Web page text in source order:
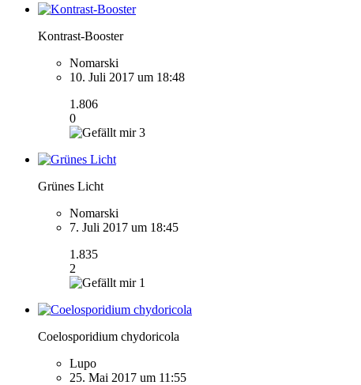
Kontrast-Booster
Nomarski
10. Juli 2017 um 18:48
1.806
0
3
Grünes Licht
Nomarski
7. Juli 2017 um 18:45
1.835
2
1
Coelosporidium chydoricola
Lupo
25. Mai 2017 um 11:55